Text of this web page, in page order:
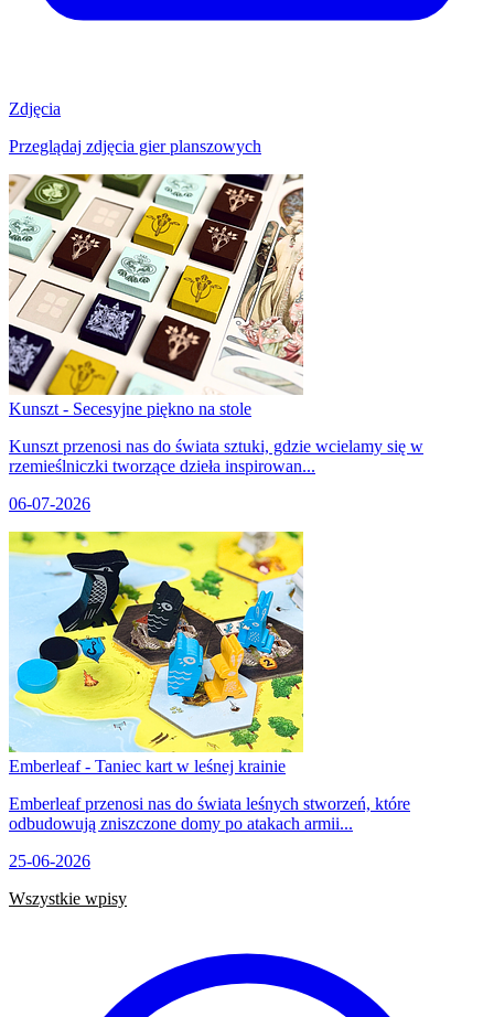
Zdjęcia
Przeglądaj zdjęcia gier planszowych
Kunszt - Secesyjne piękno na stole
Kunszt przenosi nas do świata sztuki, gdzie wcielamy się w
rzemieślniczki tworzące dzieła inspirowan...
06-07-2026
Emberleaf - Taniec kart w leśnej krainie
Emberleaf przenosi nas do świata leśnych stworzeń, które
odbudowują zniszczone domy po atakach armii...
25-06-2026
Wszystkie wpisy